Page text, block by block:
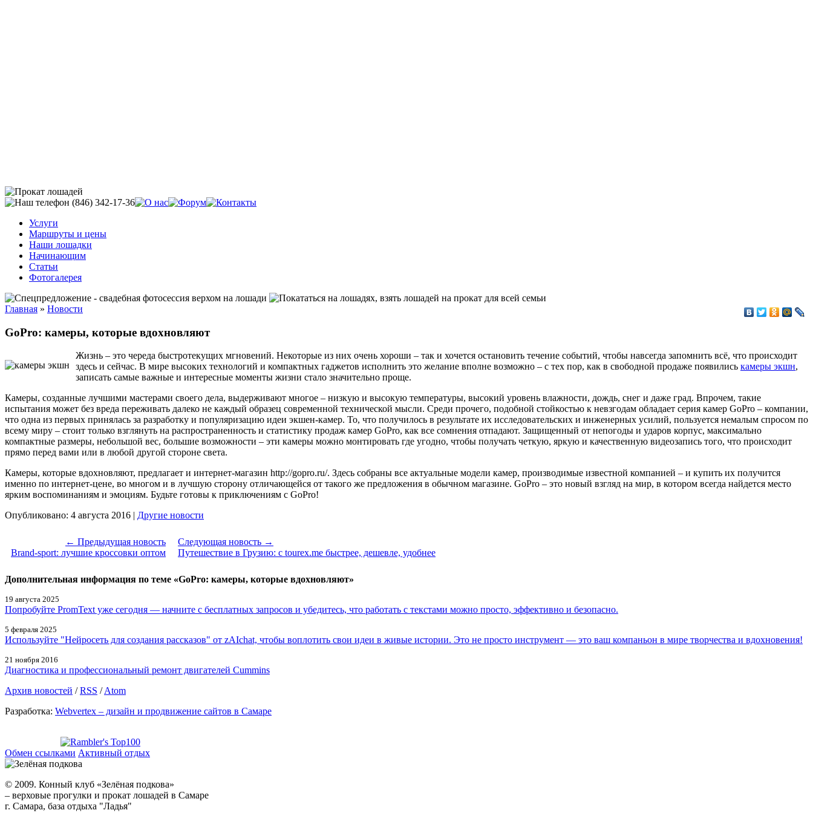
Услуги
Маршруты и цены
Наши лошадки
Начинающим
Статьи
Фотогалерея
Главная » Новости
GoPro: камеры, которые вдохновляют
Жизнь – это череда быстротекущих мгновений. Некоторые из них очень хороши – так и хочется остановить течение событий, чтобы навсегда запомнить всё, что происходит
здесь и сейчас. В мире высоких технологий и компактных гаджетов исполнить это желание вполне возможно – с тех пор, как в свободной продаже появились камеры экшн,
записать самые важные и интересные моменты жизни стало значительно проще.
Камеры, созданные лучшими мастерами своего дела, выдерживают многое – низкую и высокую температуры, высокий уровень влажности, дождь, снег и даже град. Впрочем, такие
испытания может без вреда переживать далеко не каждый образец современной технической мысли. Среди прочего, подобной стойкостью к невзгодам обладает серия камер GoPro – компании,
что одна из первых принялась за разработку и популяризацию идеи экшен-камер. То, что получилось в результате их исследовательских и инженерных усилий, пользуется немалым спросом по
всему миру – стоит только взглянуть на распространенность и статистику продаж камер GoPro, как все сомнения отпадают. Защищенный от непогоды и ударов корпус, максимально
компактные размеры, небольшой вес, большие возможности – эти камеры можно монтировать где угодно, чтобы получать четкую, яркую и качественную видеозапись того, что происходит
прямо перед вами или в любой другой стороне света.
Камеры, которые вдохновляют, предлагает и интернет-магазин http://gopro.ru/. Здесь собраны все актуальные модели камер, производимые известной компанией – и купить их получится
именно по интернет-цене, во многом и в лучшую сторону отличающейся от такого же предложения в обычном магазине. GoPro – это новый взгляд на мир, в котором всегда найдется место
ярким воспоминаниям и эмоциям. Будьте готовы к приключениям с GoPro!
Опубликовано: 4 августа 2016 | Другие новости
← Предыдущая новость
Brand-sport: лучшие кроссовки оптом
Следующая новость →
Путешествие в Грузию: с tourex.me быстрее, дешевле, удобнее
Дополнительная информация по теме «GoPro: камеры, которые вдохновляют»
19 августа 2025
Попробуйте PromText уже сегодня — начните с бесплатных запросов и убедитесь, что работать с текстами можно просто, эффективно и безопасно.
5 февраля 2025
Используйте "Нейросеть для создания рассказов" от zAIchat, чтобы воплотить свои идеи в живые истории. Это не просто инструмент — это ваш компаньон в мире творчества и вдохновения!
21 ноября 2016
Диагностика и профессиональный ремонт двигателей Cummins
Архив новостей /RSS /Atom
Разработка: Webvertex – дизайн и продвижение сайтов в Самаре
Обмен ссылками Активный отдых
© 2009. Конный клуб «Зелёная подкова»
– верховые прогулки и прокат лошадей в Самаре
г. Самара, база отдыха "Ладья"